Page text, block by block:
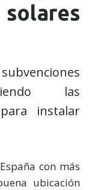
las
instalar
con más
ubicación